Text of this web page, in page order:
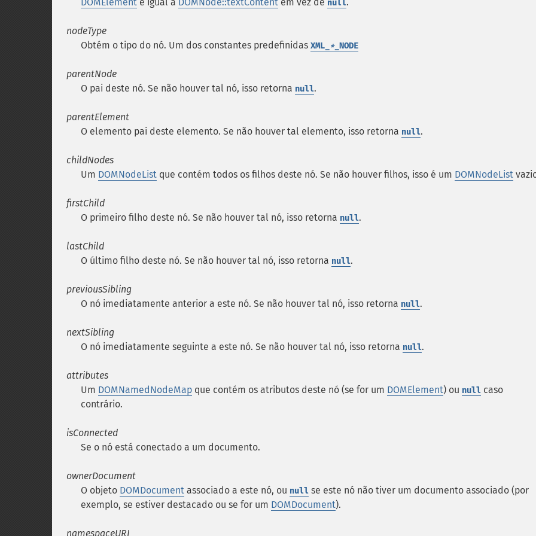
null
nodeType
Obtém o tipo do nó. Um dos constantes predefinidas XML_ *_NODE
parentNode
O pai deste nó. Se não houver tal nó, isso retorna null.
parentElement
O elemento pai deste elemento. Se não houver tal elemento, isso retorna null.
childNodes
Um DOMNodeList que contém todos os filhos deste nó. Se não houver filhos, isso é um DOMNodeList
firstChild
O primeiro filho deste nó. Se não houver tal nó, isso retorna null.
lastChild
O último filho deste nó. Se não houver tal nó, isso retorna null.
previousSibling
O nó imediatamente anterior a este nó. Se não houver tal nó, isso retorna null.
nextSibling
O nó imediatamente seguinte a este nó. Se não houver tal nó, isso retorna null.
attributes
Um DOMNamedNodeMap que contém os atributos deste nó (se for um DOMElement) ou null caso
contrário.
isConnected
Se o nó está conectado a um documento.
ownerDocument
O objeto DOMDocument associado a este nó, ou null se este nó não tiver um documento associado (por
exemplo, se estiver destacado ou se for um DOMDocument).
namespaceURI